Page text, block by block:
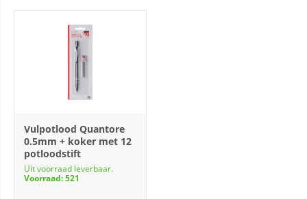
Vulpotlood Quantore
0.5mm + koker met 12
potloodstift
Uit voorraad leverbaar.
Voorraad: 521